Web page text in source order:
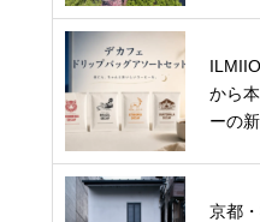
から
ーの
京都